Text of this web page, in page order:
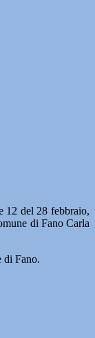
12 del 28 febbraio,
di Fano Carla
di Fano.